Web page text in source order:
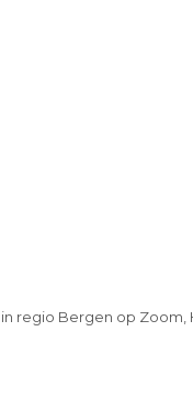
regio Bergen op Zoom,